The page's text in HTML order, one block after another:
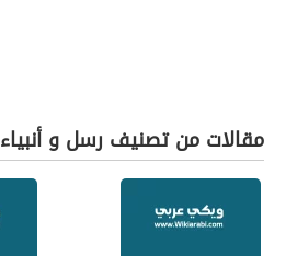
مقالات من تصنيف رسل و أنبياء